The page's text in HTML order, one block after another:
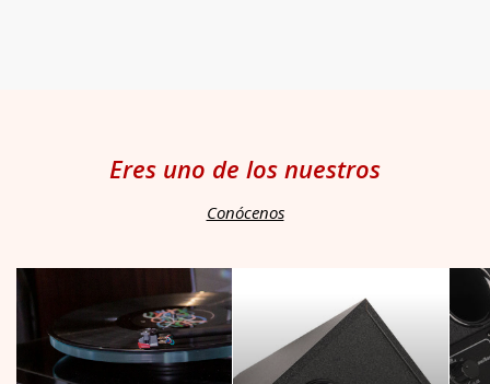
Eres uno de los nuestros
Conócenos